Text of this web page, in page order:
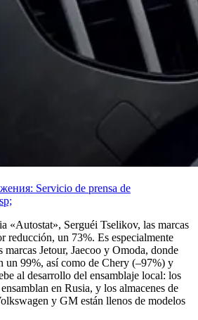
Servicio de prensa de
«Autostat», Serguéi Tselikov, las marcas
reducción, un 73%. Es especialmente
marcas Jetour, Jaecoo y Omoda, donde
un 99%, así como de Chery (–97%) y
al desarrollo del ensamblaje local: los
en Rusia, y los almacenes de
y GM están llenos de modelos